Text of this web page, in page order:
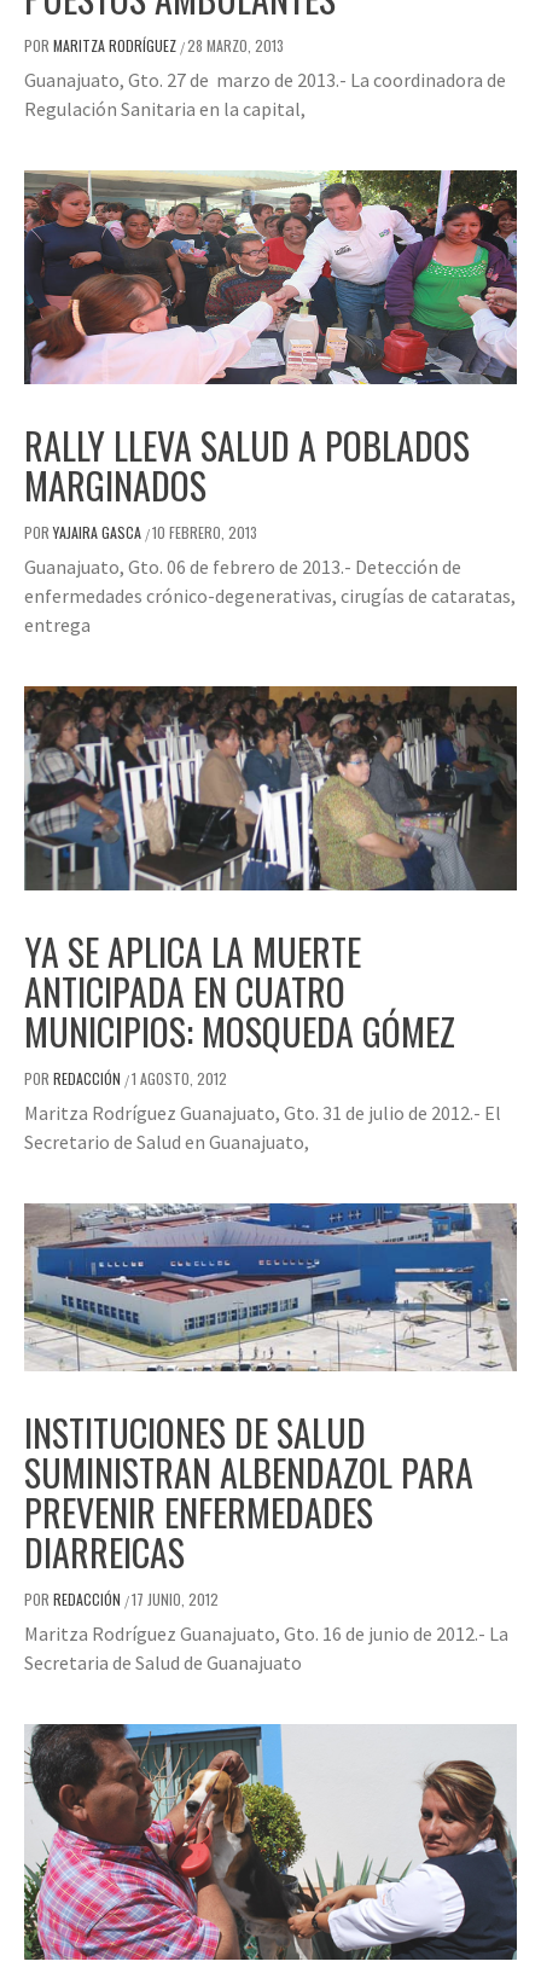
POR MARITZA RODRÍGUEZ /28 MARZO, 2013
Guanajuato, Gto. 27 de marzo de 2013.- La coordinadora de
Regulación Sanitaria en la capital,
RALLY LLEVA SALUD A POBLADOS
MARGINADOS
POR YAJAIRA GASCA /10 FEBRERO, 2013
Guanajuato, Gto. 06 de febrero de 2013.- Detección de
enfermedades crónico-degenerativas, cirugías de cataratas,
entrega
YA SE APLICA LA MUERTE
ANTICIPADA EN CUATRO
MUNICIPIOS: MOSQUEDA GÓMEZ
POR REDACCIÓN /1 AGOSTO, 2012
Maritza Rodríguez Guanajuato, Gto. 31 de julio de 2012.- El
Secretario de Salud en Guanajuato,
INSTITUCIONES DE SALUD
SUMINISTRAN ALBENDAZOL PARA
PREVENIR ENFERMEDADES
DIARREICAS
POR REDACCIÓN /17 JUNIO, 2012
Maritza Rodríguez Guanajuato, Gto. 16 de junio de 2012.- La
Secretaria de Salud de Guanajuato